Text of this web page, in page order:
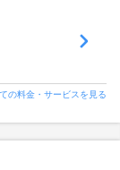
の料金・サービスを見る